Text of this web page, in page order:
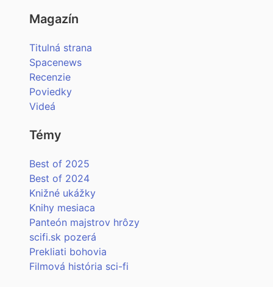
Magazín
Titulná strana
Spacenews
Recenzie
Poviedky
Videá
Témy
Best of 2025
Best of 2024
Knižné ukážky
Knihy mesiaca
Panteón majstrov hrôzy
scifi.sk pozerá
Prekliati bohovia
Filmová história sci-fi